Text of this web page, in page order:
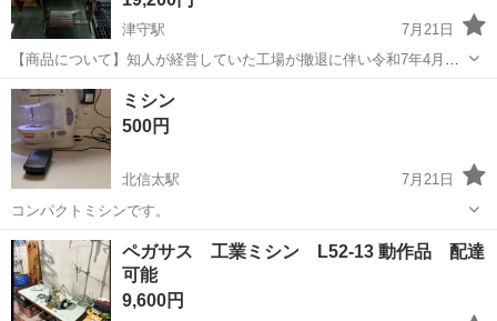
津守駅
7月21日
【商品について】知人が経営していた工場が撤退に伴い令和7年4月に
譲り受けました。4月まで使用してました。他にも数十台ございますの
で、出品ページをご確認ください。 職業用ミシンをご検討している方
におすすめいたします。現...
大阪 大阪市 津守駅
ミシン
500円
北信太駅
7月21日
コンパクトミシンです。
大阪 和泉市 北信太駅 生活家電
ペガサス 工業ミシン L52-13 動作品 配達
可能
9,600円